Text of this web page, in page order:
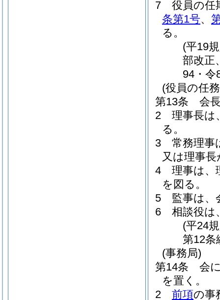
7
役員の任
条第1号、
る。
(平19
部改正
94・令
(役員の任
第13条
会
2
理事長は
る。
3
常務理事
又は理事
4
理事は、
を図る。
5
監事は、
6
相談役は
(平24
第12条
(事務局)
第14条
会
を置く。
2
前項の事